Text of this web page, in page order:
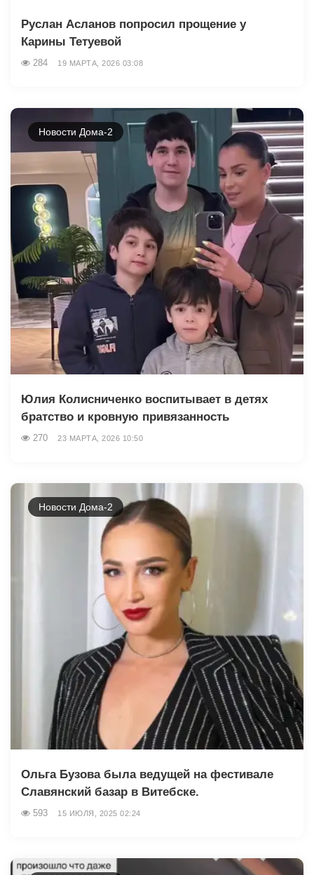
Руслан Асланов попросил прощение у
Карины Тетуевой
284 19 МАРТА, 2026 03:08
Новости Дома-2
Юлия Колисниченко воспитывает в детях
братство и кровную привязанность
270 23 МАРТА, 2026 10:50
Новости Дома-2
Ольга Бузова была ведущей на фестивале
Славянский базар в Витебске.
593 15 ИЮЛЯ, 2025 02:24